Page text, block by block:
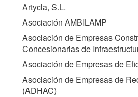
Artycla, S.L.
Asociación AMBILAMP
Asociación de Empresas
Concesionarias de
Asociación de Empresas de
Asociación de Empresas de
(ADHAC)